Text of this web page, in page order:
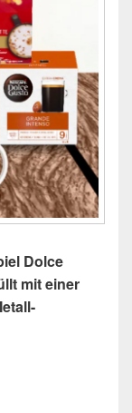
Dolce
mit einer